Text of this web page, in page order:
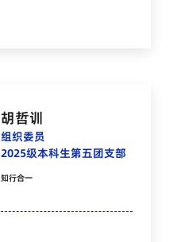
胡哲训
组织委员
2025级本科生第五团支部
知行合一